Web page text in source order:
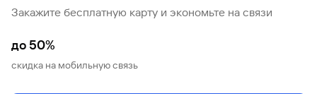
Закажите бесплатную карту и экономьте на связи
до 50%
скидка на мобильную связь